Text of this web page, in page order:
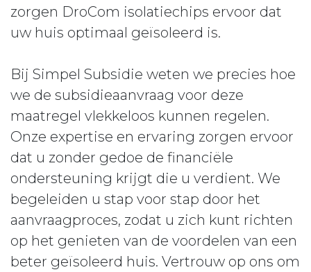
zorgen DroCom isolatiechips ervoor dat
uw huis optimaal geïsoleerd is.
Bij Simpel Subsidie weten we precies hoe
we de subsidieaanvraag voor deze
maatregel vlekkeloos kunnen regelen.
Onze expertise en ervaring zorgen ervoor
dat u zonder gedoe de financiële
ondersteuning krijgt die u verdient. We
begeleiden u stap voor stap door het
aanvraagproces, zodat u zich kunt richten
op het genieten van de voordelen van een
beter geïsoleerd huis. Vertrouw op ons om